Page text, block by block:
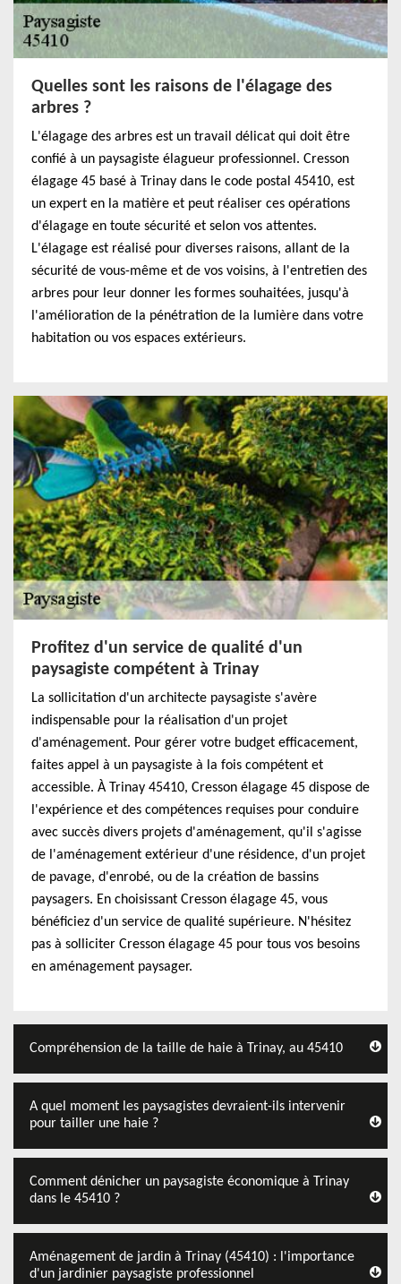
Quelles sont les raisons de l'élagage des
arbres ?
L'élagage des arbres est un travail délicat qui doit être
confié à un paysagiste élagueur professionnel. Cresson
élagage 45 basé à Trinay dans le code postal 45410, est
un expert en la matière et peut réaliser ces opérations
d'élagage en toute sécurité et selon vos attentes.
L'élagage est réalisé pour diverses raisons, allant de la
sécurité de vous-même et de vos voisins, à l'entretien des
arbres pour leur donner les formes souhaitées, jusqu'à
l'amélioration de la pénétration de la lumière dans votre
habitation ou vos espaces extérieurs.
Profitez d'un service de qualité d'un
paysagiste compétent à Trinay
La sollicitation d'un architecte paysagiste s'avère
indispensable pour la réalisation d'un projet
d'aménagement. Pour gérer votre budget efficacement,
faites appel à un paysagiste à la fois compétent et
accessible. À Trinay 45410, Cresson élagage 45 dispose de
l'expérience et des compétences requises pour conduire
avec succès divers projets d'aménagement, qu'il s'agisse
de l'aménagement extérieur d'une résidence, d'un projet
de pavage, d'enrobé, ou de la création de bassins
paysagers. En choisissant Cresson élagage 45, vous
bénéficiez d'un service de qualité supérieure. N'hésitez
pas à solliciter Cresson élagage 45 pour tous vos besoins
en aménagement paysager.
Compréhension de la taille de haie à Trinay, au 45410
A quel moment les paysagistes devraient-ils intervenir
pour tailler une haie ?
Comment dénicher un paysagiste économique à Trinay
dans le 45410 ?
Aménagement de jardin à Trinay (45410) : l'importance
d'un jardinier paysagiste professionnel